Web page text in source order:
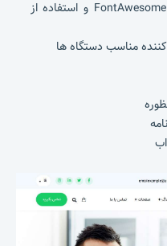
آیکن فونت بسیار جذاب FontAwesome & Flaticon و استفاده از
کننده مناسب دستگاه ها